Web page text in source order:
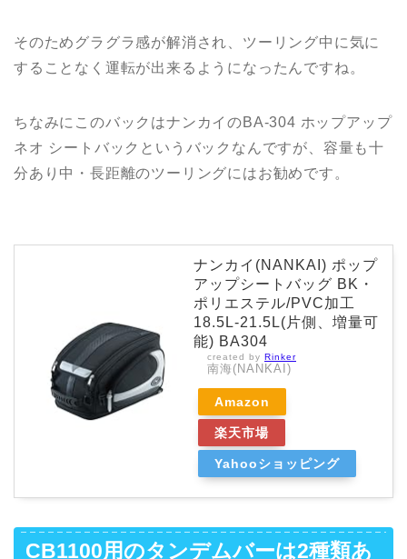
そのためグラグラ感が解消され、ツーリング中に気に
することなく運転が出来るようになったんですね。
ちなみにこのバックはナンカイのBA-304 ホップアップ
ネオ シートバックというバックなんですが、容量も十
分あり中・長距離のツーリングにはお勧めです。
ナンカイ(NANKAI) ポップ
アップシートバッグ BK・
ポリエステル/PVC加工
18.5L-21.5L(片側、増量可
能) BA304
created by Rinker
南海(NANKAI)
Amazon
楽天市場
Yahooショッピング
CB1100用のタンデムバーは2種類あ